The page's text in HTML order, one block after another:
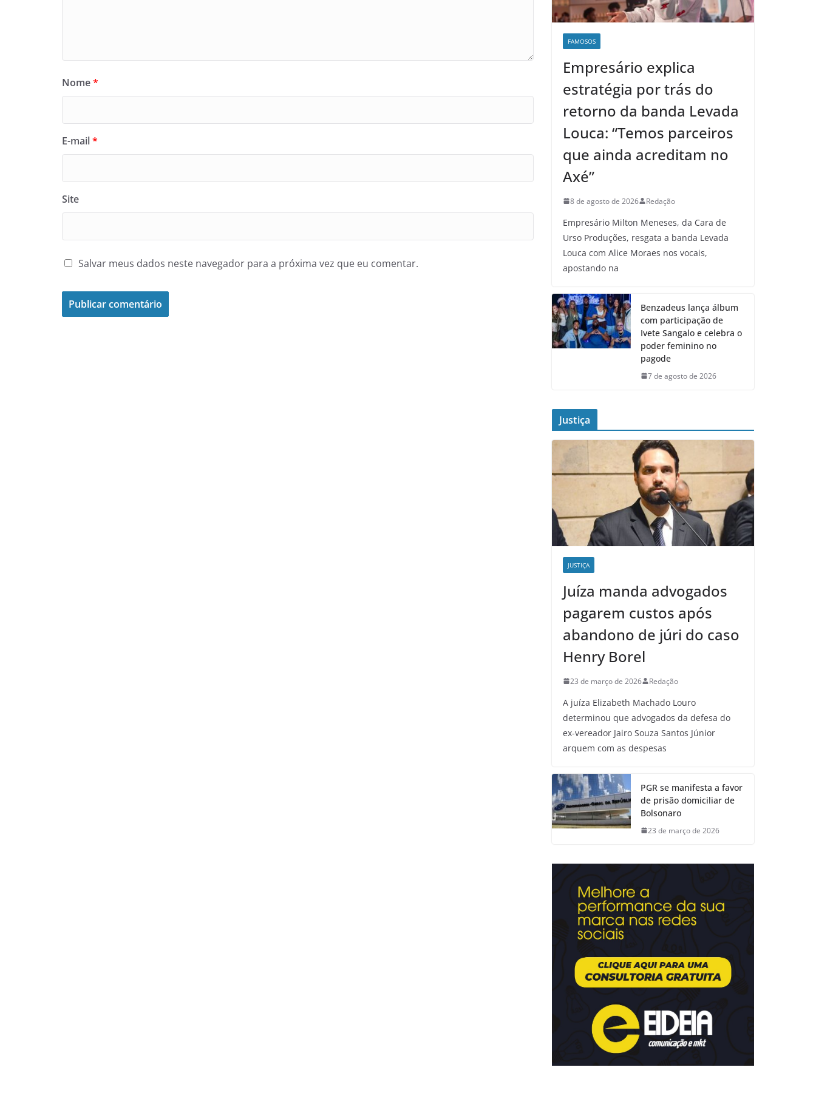
Nome*
E-mail*
Site
Salvar meus dados neste navegador para a próxima vez que eu comentar.
FAMOSOS
Empresário explica
estratégia por trás do
retorno da banda Levada
Louca: “Temos parceiros
que ainda acreditam no
Axé”
8 de agosto de 2026 Redação
Empresário Milton Meneses, da Cara de
Urso Produções, resgata a banda Levada
Louca com Alice Moraes nos vocais,
apostando na
Benzadeus lança álbum
com participação de
Ivete Sangalo e celebra o
poder feminino no
pagode
7 de agosto de 2026
Justiça
JUSTIÇA
Juíza manda advogados
pagarem custos após
abandono de júri do caso
Henry Borel
23 de março de 2026 Redação
A juíza Elizabeth Machado Louro
determinou que advogados da defesa do
ex-vereador Jairo Souza Santos Júnior
arquem com as despesas
PGR se manifesta a favor
de prisão domiciliar de
Bolsonaro
23 de março de 2026